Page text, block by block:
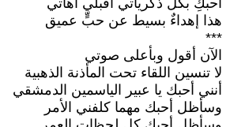
أحبكِ بكل ذكرياتي أقبلي آهاتي
هذا إهداءٌ بسيط عن حبٍّ عميق
***
الآن أقول وبأعلى صوتي
لا تنسين اللقاء تحت المأذنة الذهبية
أنني أحبك يا عبير الياسمين الدمشقي
وسأظل أحبك مهما كلفني الأمر